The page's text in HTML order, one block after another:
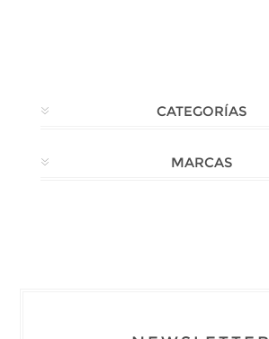
CATEGORÍAS
MARCAS